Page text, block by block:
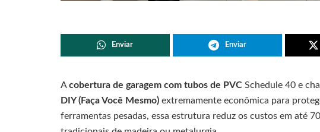
Enviar Enviar
Acobertura de garagem com tubos de PVC Schedule 40 e
DIY (Faça Você Mesmo) extremamente econômica para
ferramentas pesadas, essa estrutura reduz os custos em até